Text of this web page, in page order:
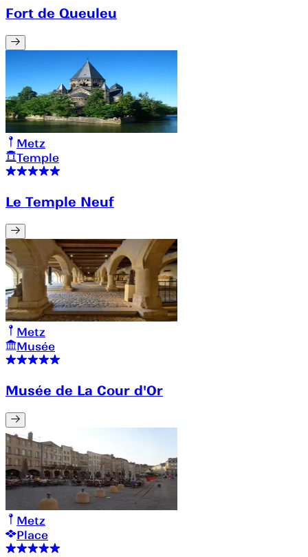
Fort de Queuleu
Metz
Temple
Le Temple Neuf
Metz
Musée
Musée de La Cour d'Or
Metz
Place